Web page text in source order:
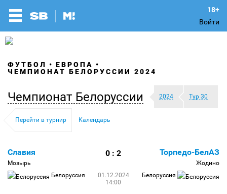
Войти
ФУТБОЛ
ЕВРОПА
ЧЕМПИОНАТ БЕЛОРУССИИ 2024
Чемпионат Белоруссии 2024 Тур 30
Перейти в турнир Календарь
Славия
Мозырь
Белоруссия
0 : 2
01.12.2024
14:00
Торпедо-БелАЗ
Жодино
Белоруссия